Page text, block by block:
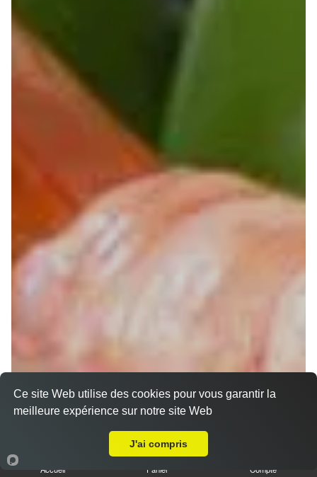
Chirashi
Accueil Panier Compte
Ce site Web utilise des cookies pour vous garantir la
meilleure expérience sur notre site Web
J'ai compris